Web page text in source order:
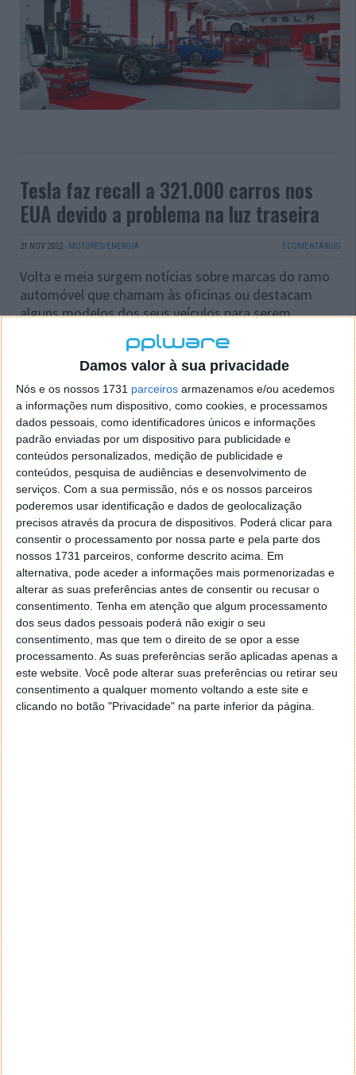
Damos valor à sua privacidade
Nós e os nossos 1731 parceiros armazenamos e/ou acedemos
a informações num dispositivo, como cookies, e processamos
dados pessoais, como identificadores únicos e informações
padrão enviadas por um dispositivo para publicidade e
conteúdos personalizados, medição de publicidade e
conteúdos, pesquisa de audiências e desenvolvimento de
serviços. Com a sua permissão, nós e os nossos parceiros
poderemos usar identificação e dados de geolocalização
precisos através da procura de dispositivos. Poderá clicar para
consentir o processamento por nossa parte e pela parte dos
nossos 1731 parceiros, conforme descrito acima. Em
alternativa, pode aceder a informações mais pormenorizadas e
alterar as suas preferências antes de consentir ou recusar o
consentimento. Tenha em atenção que algum processamento
dos seus dados pessoais poderá não exigir o seu
consentimento, mas que tem o direito de se opor a esse
processamento. As suas preferências serão aplicadas apenas a
este website. Você pode alterar suas preferências ou retirar seu
consentimento a qualquer momento voltando a este site e
clicando no botão "Privacidade" na parte inferior da página.
Tesla faz recall a 321.000 carros nos
EUA devido a problema na luz traseira
21 NOV 2022 · MOTORES/ENERGIA 3 COMENTÁRIOS
Volta e meia surgem notícias sobre marcas do ramo
automóvel que chamam às oficinas ou destacam
alguns modelos dos seus veículos para serem
submetidos a alguma atualização ou intervenção
devido a problemas vários.
A Tesla é um nome recorrente neste género de
notícias e as mais recentes informações indicam que
a empresa de Elon Musk fez agora um recall a
321.000 carros nos Estados Unidos por causa de um
problema na luz traseira.